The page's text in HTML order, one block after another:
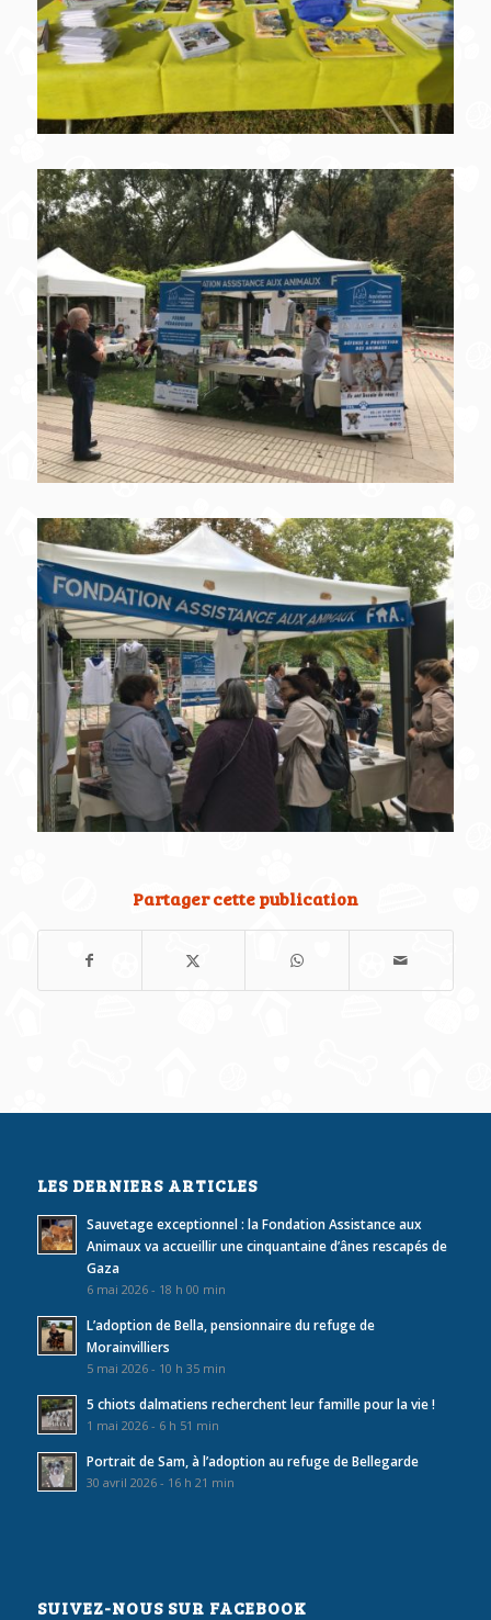
Partager cette publication
LES DERNIERS ARTICLES
Sauvetage exceptionnel : la Fondation Assistance aux
Animaux va accueillir une cinquantaine d’ânes rescapés de
Gaza
6 mai 2026 - 18 h 00 min
L’adoption de Bella, pensionnaire du refuge de
Morainvilliers
5 mai 2026 - 10 h 35 min
5 chiots dalmatiens recherchent leur famille pour la vie !
1 mai 2026 - 6 h 51 min
Portrait de Sam, à l’adoption au refuge de Bellegarde
30 avril 2026 - 16 h 21 min
SUIVEZ-NOUS SUR FACEBOOK